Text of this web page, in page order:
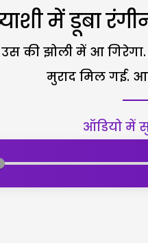
में डूबा
उस की झोली में आ
मुराद मिल गई.
ऑडियो में